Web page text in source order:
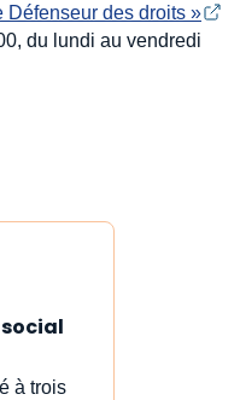
Défenseur des droits »
du lundi au vendredi
à trois